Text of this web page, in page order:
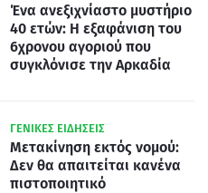
Ένα ανεξιχνίαστο μυστήριο
40 ετών: Η εξαφάνιση του
6χρονου αγοριού που
συγκλόνισε την Αρκαδία
ΓΕΝΙΚΕΣ ΕΙΔΗΣΕΙΣ
Μετακίνηση εκτός νομού:
Δεν θα απαιτείται κανένα
πιστοποιητικό